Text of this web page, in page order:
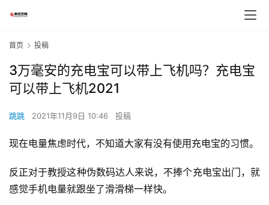
首页 投稿
3万毫安的充电宝可以带上飞机吗？充电宝
可以带上飞机2021
跳跳 2021年11月9日 10:46 投稿
现在电量焦虑时代，不知道大家有没有使用充电宝的习惯。
反正对于教授这种伪数码达人来说，不捧个充电宝出门，就
感觉手机电量就跟坐了滑滑梯一样快。